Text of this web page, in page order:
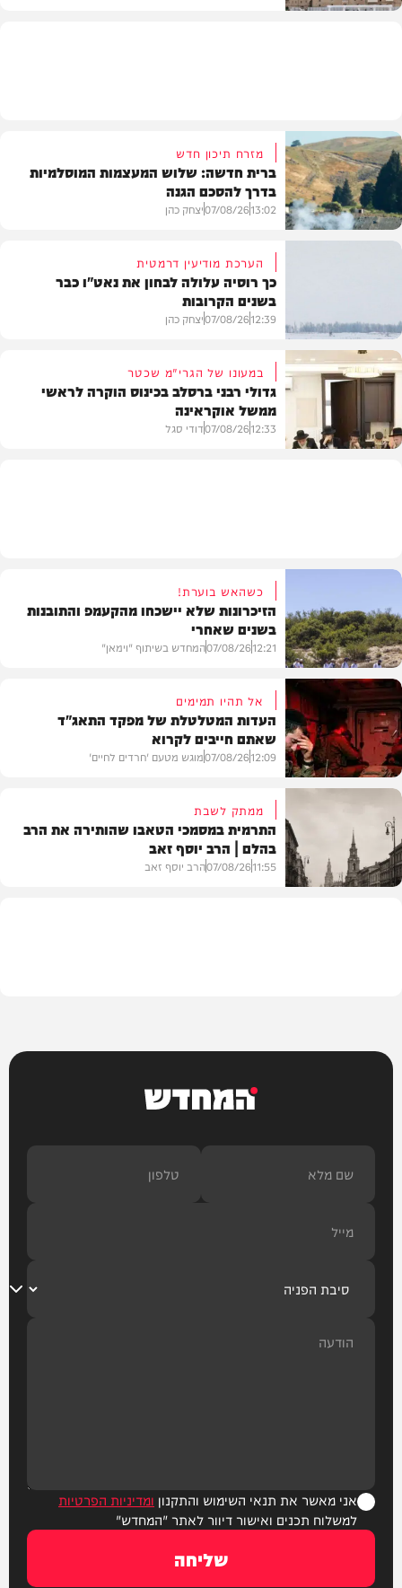
מזרח תיכון חדש
ברית חדשה: שלוש המעצמות המוסלמיות
בדרך להסכם הגנה
13:02
07/08/26יצחק כהן
הערכת מודיעין דרמטית
כך רוסיה עלולה לבחון את נאט"ו כבר
בשנים הקרובות
12:39
07/08/26יצחק כהן
במעונו של הגרי"מ שכטר
גדולי רבני ברסלב בכינוס הוקרה לראשי
ממשל אוקראינה
12:33
07/08/26דודי סגל
וידאו
כשהאש בוערת!
הזיכרונות שלא יישכחו מהקעמפ והתובנות
בשנים שאחרי
12:21
07/08/26המחדש בשיתוף "וימאן"
דעות
אל תהיו תמימים
העדות המטלטלת של מפקד התאג"ד
שאתם חייבים לקרוא
12:09
07/08/26מוגש מטעם 'חרדים לחיים'
ממתק לשבת
התרמית במסמכי הטאבו שהותירה את הרב
בהלם | הרב יוסף זאב
11:55
07/08/26הרב יוסף זאב
המחדש
אני מאשר את תנאי השימוש והתקנון ומדיניות הפרטיות
למשלוח תכנים ואישור דיוור לאתר "המחדש"
שליחה